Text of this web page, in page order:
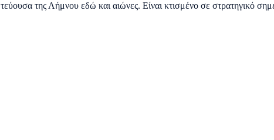
της Λήμνου εδώ και αιώνες. Είναι κτισμένο σε στρατηγικό